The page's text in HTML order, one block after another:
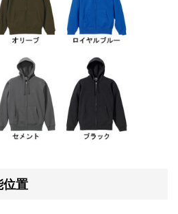
位置